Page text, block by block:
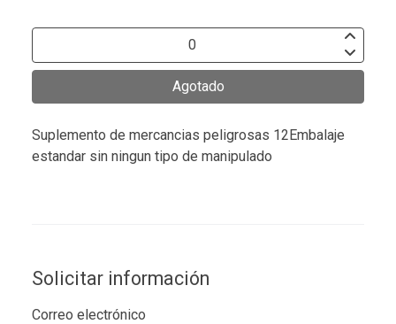
Agotado
Suplemento de mercancias peligrosas 12Embalaje
estandar sin ningun tipo de manipulado
Solicitar información
Correo electrónico